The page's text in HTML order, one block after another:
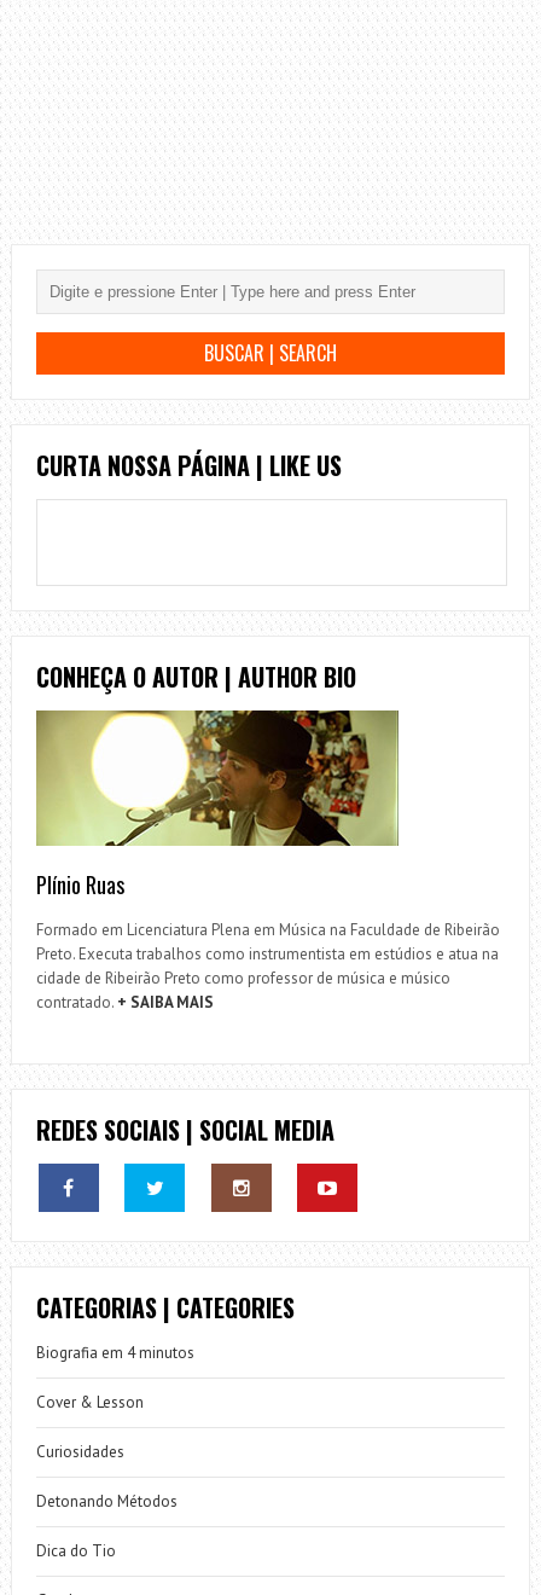
CURTA NOSSA PÁGINA | LIKE US
CONHEÇA O AUTOR | AUTHOR BIO
Plínio Ruas
Formado em Licenciatura Plena em Música na Faculdade de Ribeirão
Preto. Executa trabalhos como instrumentista em estúdios e atua na
cidade de Ribeirão Preto como professor de música e músico
contratado. + SAIBA MAIS
REDES SOCIAIS | SOCIAL MEDIA
CATEGORIAS | CATEGORIES
Biografia em 4 minutos
Cover & Lesson
Curiosidades
Detonando Métodos
Dica do Tio